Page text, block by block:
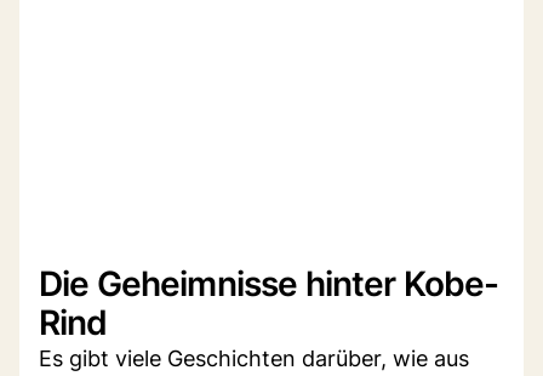
Die Geheimnisse hinter Kobe-
Rind
Es gibt viele Geschichten darüber, wie aus